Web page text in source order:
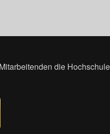
die Hochschule